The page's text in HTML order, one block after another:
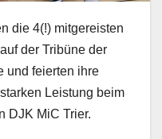
die 4(!) mitgereisten
der Tribüne der
und feierten ihre
Leistung beim
DJK MiC Trier.